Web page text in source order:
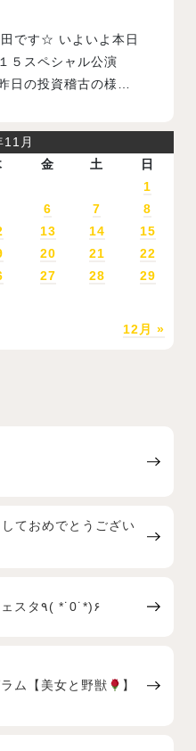
です☆ いよいよ本日
５スペシャル公演
の投資稽古の様…
月
金 土 日
12月 »
1
6 7
8
13 14
15
20 21
22
27 28
29
しておめでとうござい
職業体験フェスタ٩( *˙0˙*)۶
ム【美女と野獣 】